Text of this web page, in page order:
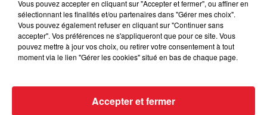
Bizzy - Angelina (feat. Innoss'B)
Vous pouvez accepter en cliquant sur "Accepter et fermer", ou affiner en
sélectionnant les finalités et/ou partenaires dans "Gérer mes choix".
Vous pouvez également refuser en cliquant sur "Continuer sans
accepter". Vos préférences ne s'appliqueront que pour ce site. Vous
pouvez mettre à jour vos choix, ou retirer votre consentement à tout
moment via le lien "Gérer les cookies" situé en bas de chaque page.
Accepter et fermer